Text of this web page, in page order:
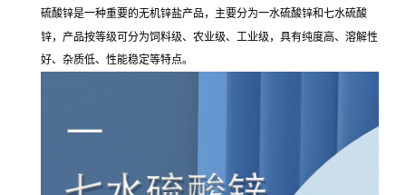
硫酸锌是一种重要的无机锌盐产品，主要分为一水硫酸锌和七水硫酸
锌，产品按等级可分为饲料级、农业级、工业级 ，具有纯度高、溶解性
好、杂质低、性能稳定等特点。